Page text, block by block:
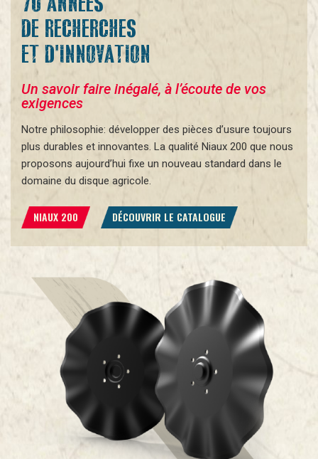
DE RECHERCHES
ET D'INNOVATION
Un savoir faire inégalé, à l’écoute de vos
exigences
Notre philosophie: développer des pièces d’usure toujours
plus durables et innovantes. La qualité Niaux 200 que nous
proposons aujourd’hui fixe un nouveau standard dans le
domaine du disque agricole.
NIAUX 200 DÉCOUVRIR LE CATALOGUE